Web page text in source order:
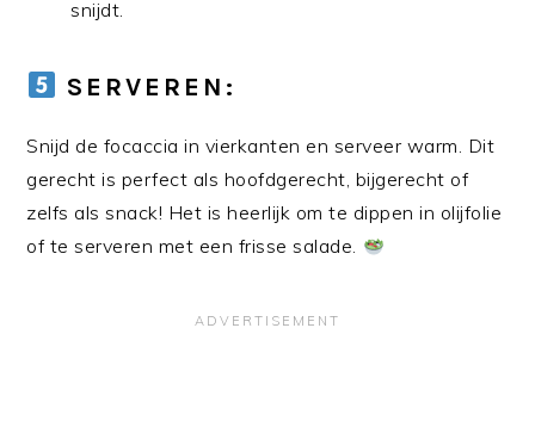
snijdt.
SERVEREN:
Snijd de focaccia in vierkanten en serveer warm. Dit
gerecht is perfect als hoofdgerecht, bijgerecht of
zelfs als snack! Het is heerlijk om te dippen in olijfolie
of te serveren met een frisse salade.